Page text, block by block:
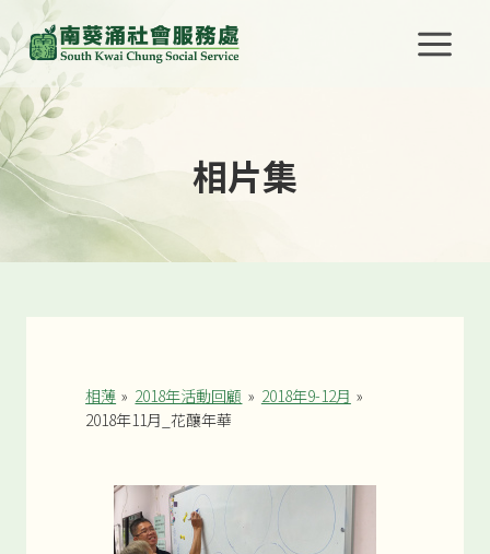
to
content
相片集
相薄 » 2018年活動回顧 » 2018年9-12月 »
2018年11月_花釀年華